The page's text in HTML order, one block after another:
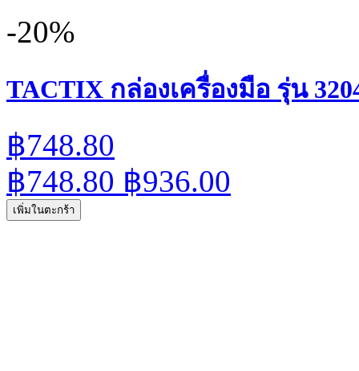
-20%
TACTIX กล่องเครื่องมือ รุ่น
฿748.80
฿748.80 ฿936.00
เพิ่มในตะกร้า